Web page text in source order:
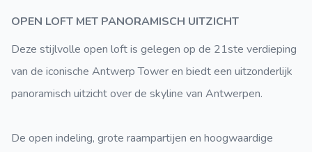
OPEN LOFT MET PANORAMISCH UITZICHT
Deze stijlvolle open loft is gelegen op de 21ste verdieping
van de iconische Antwerp Tower en biedt een uitzonderlijk
panoramisch uitzicht over de skyline van Antwerpen.
De open indeling, grote raampartijen en hoogwaardige